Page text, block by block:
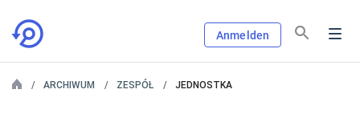
Anmelden
ARCHIWUM ZESPÓŁ JEDNOSTKA